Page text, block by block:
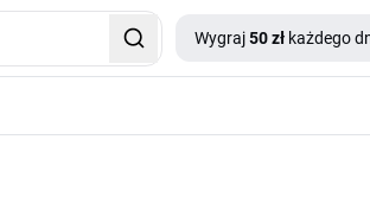
Wygraj50 zł każdego